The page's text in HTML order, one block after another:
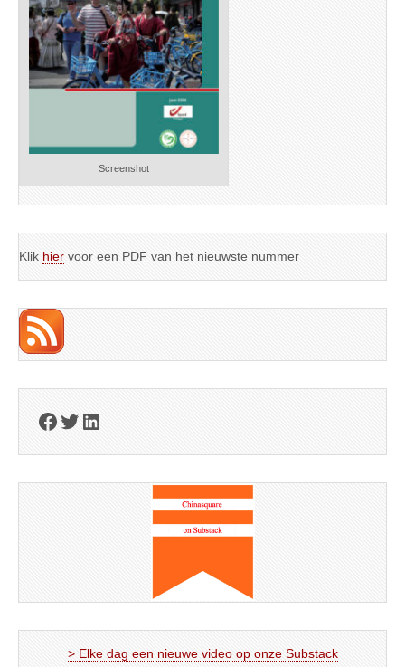
Screenshot
Klik hier voor een PDF van het nieuwste nummer
Facebook
Twitter
LinkedIn
> Elke dag een nieuwe video op onze Substack